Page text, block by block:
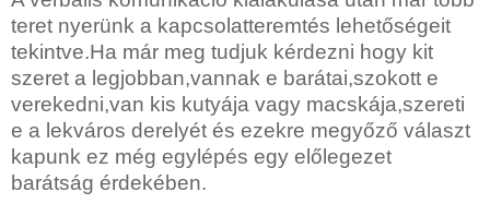
teret nyerünk a kapcsolatteremtés lehetőségeit
tekintve.Ha már meg tudjuk kérdezni hogy kit
szeret a legjobban,vannak e barátai,szokott e
verekedni,van kis kutyája vagy macskája,szereti
e a lekváros derelyét és ezekre megyőző választ
kapunk ez még egylépés egy előlegezet
barátság érdekében.